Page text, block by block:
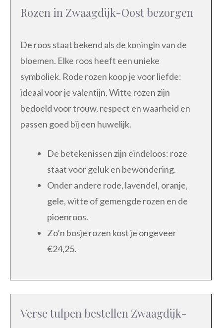
Rozen in Zwaagdijk-Oost bezorgen
De roos staat bekend als de koningin van de
bloemen. Elke roos heeft een unieke
symboliek. Rode rozen koop je voor liefde:
ideaal voor je valentijn. Witte rozen zijn
bedoeld voor trouw, respect en waarheid en
passen goed bij een huwelijk.
De betekenissen zijn eindeloos: roze
staat voor geluk en bewondering.
Onder andere rode, lavendel, oranje,
gele, witte of gemengde rozen en de
pioenroos.
Zo’n bosje rozen kost je ongeveer
€24,25.
Verse tulpen bestellen Zwaagdijk-